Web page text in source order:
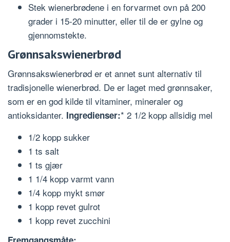
Stek wienerbrødene i en forvarmet ovn på 200
grader i 15-20 minutter, eller til de er gylne og
gjennomstekte.
Grønnsakswienerbrød
Grønnsakswienerbrød er et annet sunt alternativ til
tradisjonelle wienerbrød. De er laget med grønnsaker,
som er en god kilde til vitaminer, mineraler og
antioksidanter. Ingredienser:* 2 1/2 kopp allsidig mel
1/2 kopp sukker
1 ts salt
1 ts gjær
1 1/4 kopp varmt vann
1/4 kopp mykt smør
1 kopp revet gulrot
1 kopp revet zucchini